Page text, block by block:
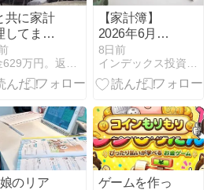
共に家計
してます
｡
借金629万円。返済までの道のり
【家計簿】
2026年6月｜
楽天スーパー
セール完走×
２
8日前
インデックス投資と配当金でFIREするブログ
のリア
ゲームを作っ